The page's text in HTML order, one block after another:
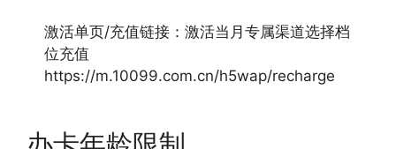
激活单页/充值链接：激活当月专属渠道选择档
位充值
https://m.10099.com.cn/h5wap/recharge